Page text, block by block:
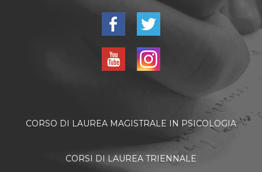
CORSO DI LAUREA MAGISTRALE IN PSICOLOGIA
CORSI DI LAUREA TRIENNALE